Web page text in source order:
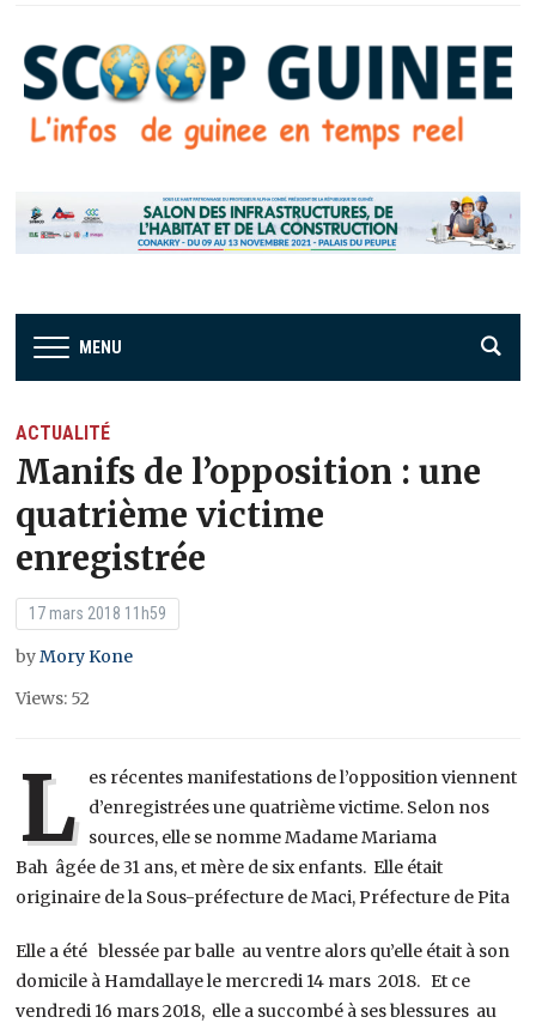
MENU
ACTUALITÉ
Manifs de l’opposition : une
quatrième victime
enregistrée
17 mars 2018 11h59
byMory Kone
Views: 52
L es récentes manifestations de l’opposition viennent
d’enregistrées une quatrième victime. Selon nos
sources, elle se nomme Madame Mariama
Bah âgée de 31 ans, et mère de six enfants. Elle était
originaire de la Sous-préfecture de Maci, Préfecture de Pita
Elle a été blessée par balle au ventre alors qu’elle était à son
domicile à Hamdallaye le mercredi 14 mars 2018. Et ce
vendredi 16 mars 2018, elle a succombé à ses blessures au